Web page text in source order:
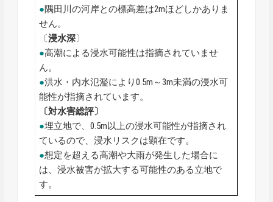
●隅田川の河岸との標高差は2mほどしかありま
せん。
〔浸水深〕
●高潮による浸水可能性は指摘されていませ
ん。
●洪水・内水氾濫により0.5m～3m未満の浸水可
能性が指摘されています。
〔対水害総評〕
●埋立地で、0.5m以上の浸水可能性が指摘され
ているので、浸水リスクは顕在です。
●想定を超える高潮や大雨が発生した場合に
は、浸水被害が拡大する可能性のある立地で
す。